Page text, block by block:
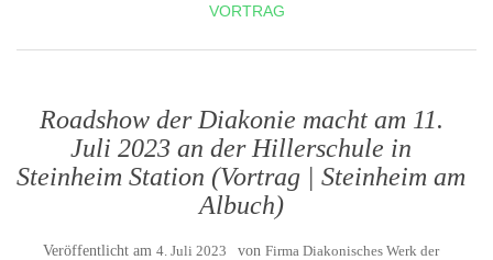
VORTRAG
Roadshow der Diakonie macht am 11.
Juli 2023 an der Hillerschule in
Steinheim Station (Vortrag | Steinheim am
Albuch)
Veröffentlicht am 4. Juli 2023 von Firma Diakonisches Werk der